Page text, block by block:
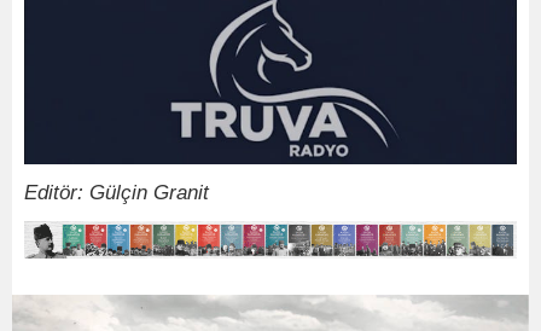
Editör: Gülçin Granit